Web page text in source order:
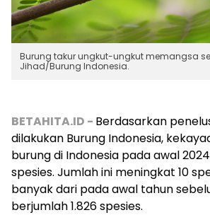
Burung takur ungkut-ungkut memangsa
Jihad/Burung Indonesia.
BETAHITA.ID - Berdasarkan
dilakukan Burung Indonesia,
burung di Indonesia pada awal
spesies. Jumlah ini meningkat 10
banyak dari pada awal tahun
berjumlah 1.826 spesies.